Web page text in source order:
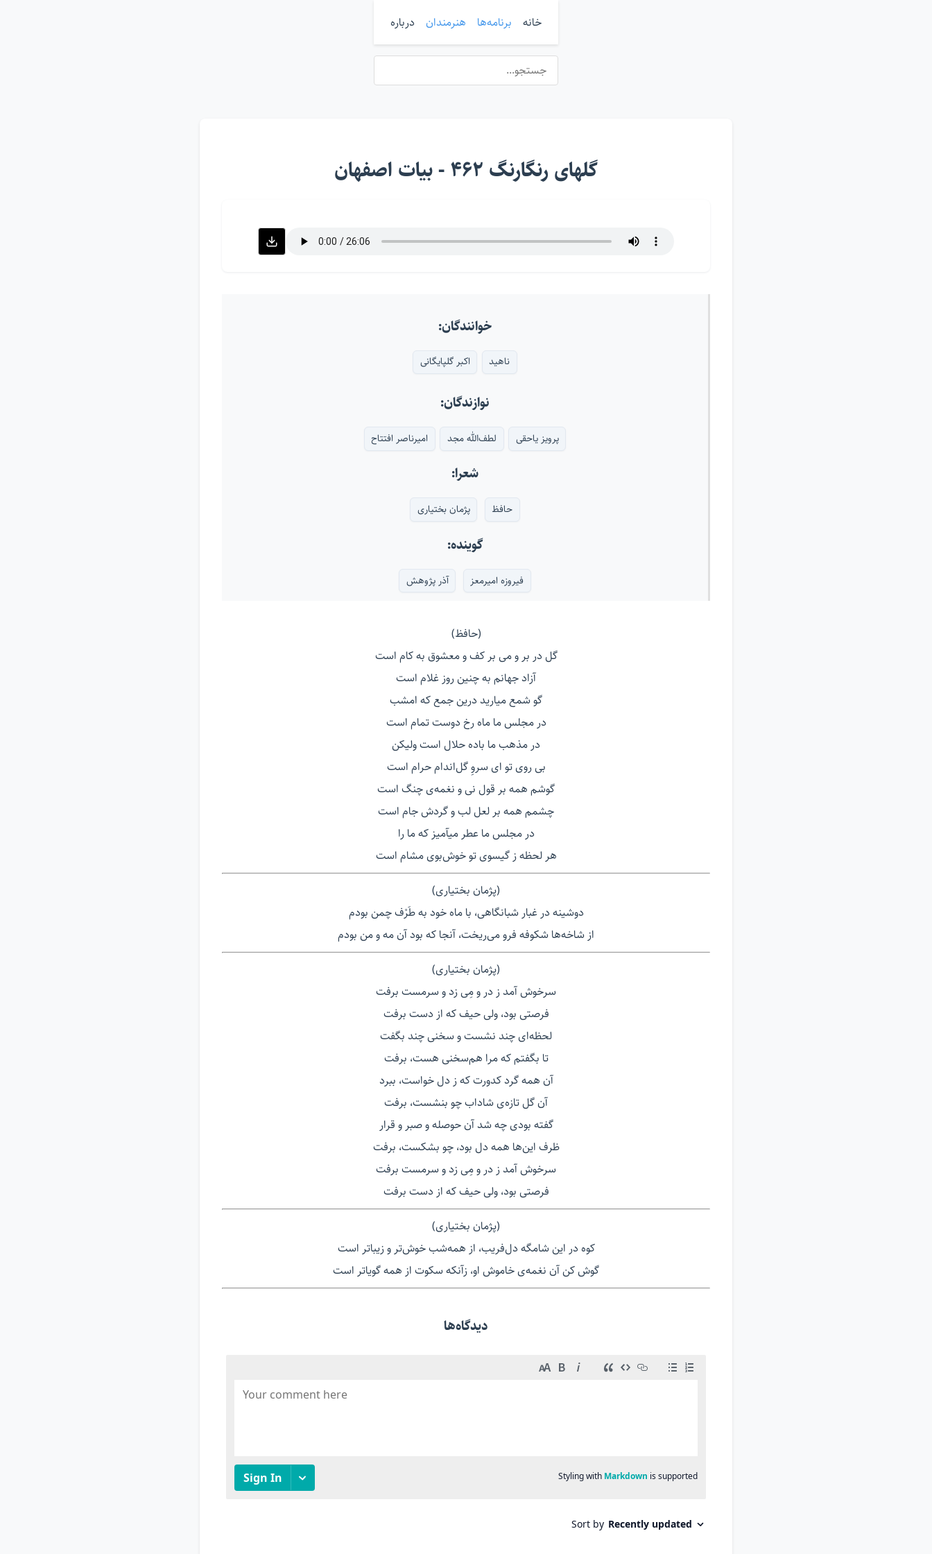
خانه برنامه‌ها هنرمندان درباره
گلهای رنگارنگ ۴۶۲ - بیات اصفهان
خوانندگان:
ناهید اکبر گلپایگانی
نوازندگان:
پرویز یاحقی لطف‌الله مجد امیرناصر افتتاح
شعرا:
حافظ پژمان بختیاری
گوینده:
فیروزه امیرمعز آذر پژوهش
(حافظ)
گل در بر و می بر کف و معشوق به کام است
آزاد جهانم به چنین روز غلام است
گو شمع میارید درین جمع که امشب
در مجلس ما ماه رخ دوست تمام است
در مذهب ما باده حلال است ولیکن
بی روی تو ای سروِ گل‌اندام حرام است
گوشم همه بر قول نی و نغمه‌ی چنگ است
چشمم همه بر لعل لب و گردش جام است
در مجلس ما عطر میآمیز که ما را
هر لحظه ز گیسوی تو خوش‌بوی مشام است
(پژمان بختیاری)
دوشینه در غبار شبانگاهی، با ماه خود به طَرْف چمن بودم
از شاخه‌ها شکوفه فرو می‌ریخت، آنجا که بود آن مه و من بودم
(پژمان بختیاری)
سرخوش آمد ز در و مِی زد و سرمست برفت
فرصتی بود، ولی حیف که از دست برفت
لحظه‌ای چند نشست و سخنی چند بگفت
تا بگفتم که مرا هم‌سخنی هست، برفت
آن همه گرد کدورت که ز دل خواست، ببرد
آن گل تازه‌ی شاداب چو بنشست، برفت
گفته بودی چه شد آن حوصله و صبر و قرار
ظرف این‌ها همه دل بود، چو بشکست، برفت
سرخوش آمد ز در و مِی زد و سرمست برفت
فرصتی بود، ولی حیف که از دست برفت
(پژمان بختیاری)
کوه در این شامگه دل‌فریب، از همه‌شب خوش‌تر و زیباتر است
گوش کن آن نغمه‌ی خاموش او، زآنکه سکوت از همه گویاتر است
دیدگاه‌ها